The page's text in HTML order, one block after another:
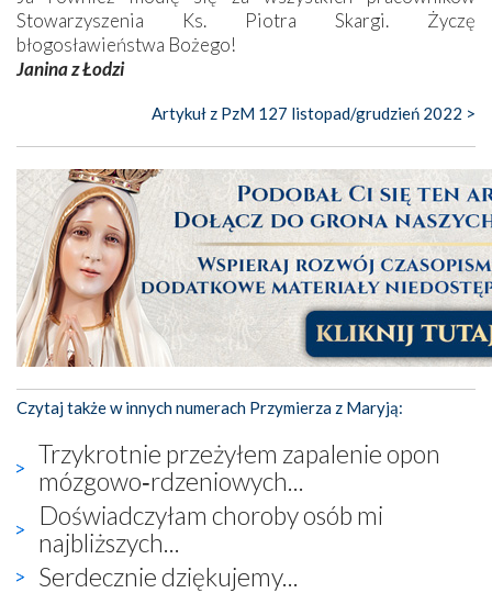
Stowarzyszenia Ks. Piotra Skargi. Życzę
błogosławieństwa Bożego!
Janina z Łodzi
Artykuł z PzM 127 listopad/grudzień 2022 >
Czytaj także w innych numerach Przymierza z Maryją:
Trzykrotnie przeżyłem zapalenie opon
mózgowo‑rdzeniowych...
Doświadczyłam choroby osób mi
najbliższych...
Serdecznie dziękujemy...